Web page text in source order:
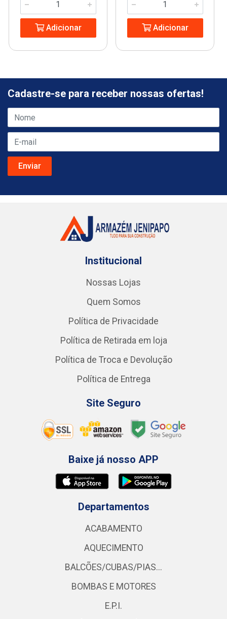
Adicionar Adicionar
Cadastre-se para receber nossas ofertas!
Institucional
Nossas Lojas
Quem Somos
Política de Privacidade
Política de Retirada em loja
Política de Troca e Devolução
Política de Entrega
Site Seguro
Baixe já nosso APP
Departamentos
ACABAMENTO
AQUECIMENTO
BALCÕES/CUBAS/PIAS...
BOMBAS E MOTORES
E.P.I.